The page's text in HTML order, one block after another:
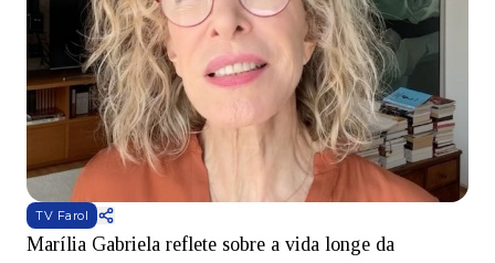
TV Farol
Marília Gabriela reflete sobre a vida longe da